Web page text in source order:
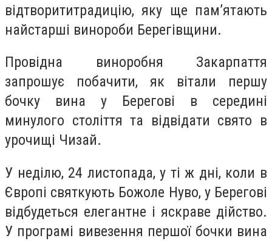
відтворититрадицію, яку ще пам’ятають
найстарші винороби Берегівщини.
Провідна виноробня Закарпаття
запрошує побачити, як вітали першу
бочку вина у Берегові в середині
минулого століття та відвідати свято в
урочищі Чизай.
У неділю, 24 листопада, у ті ж дні, коли в
Європі святкують Божоле Нуво, у Берегові
відбудеться елегантне і яскраве дійство.
У програмі вивезення першої бочки вина